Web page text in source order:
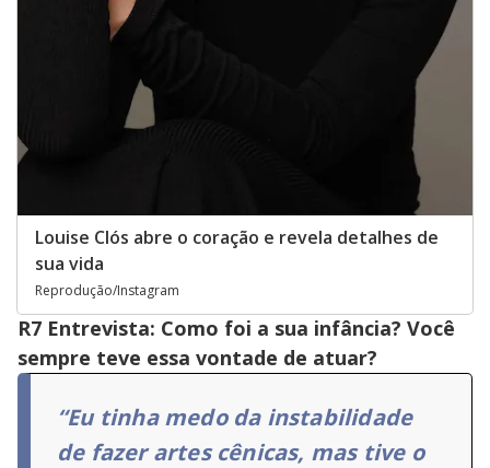
Louise Clós abre o coração e revela detalhes de
sua vida
Reprodução/Instagram
R7 Entrevista: Como foi a sua infância? Você
sempre teve essa vontade de atuar?
“Eu tinha medo da instabilidade
de fazer artes cênicas, mas tive o